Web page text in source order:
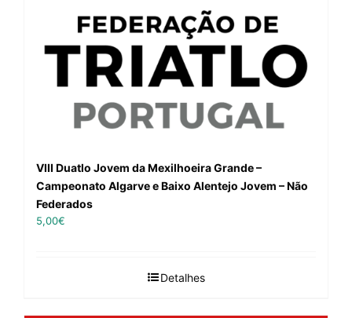
VIII Duatlo Jovem da Mexilhoeira Grande –
Campeonato Algarve e Baixo Alentejo Jovem – Não
Federados
5,00€
Detalhes